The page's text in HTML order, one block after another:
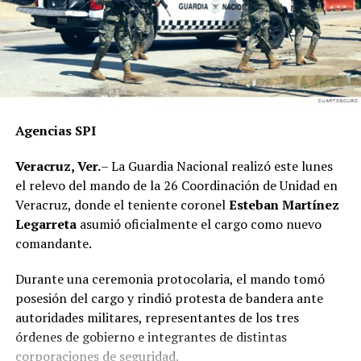
Agencias SPI
Veracruz, Ver.– La Guardia Nacional realizó este lunes
el relevo del mando de la 26 Coordinación de Unidad en
Veracruz, donde el teniente coronelEsteban Martínez
Legarretaasumió oficialmente el cargo como nuevo
comandante.
Durante una ceremonia protocolaria, el mando tomó
posesión del cargo y rindió protesta de bandera ante
autoridades militares, representantes de los tres
órdenes de gobierno e integrantes de distintas
corporaciones de seguridad.